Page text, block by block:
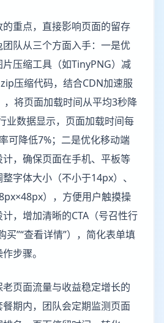
重点，直接影响页面的留存
队从三个方面入手：一是优
压缩工具（如TinyPNG）减
压缩代码，结合CDN加速服
，将页面加载时间从平均3秒降
业数据显示，页面加载时间每
可降低7%；二是优化移动端
，确保页面在手机、平板等
字体大小（不小于14px）、
），方便用户触摸操
，增加清晰的CTA（号召性行
买”“查看详情”），简化表单填
步骤。
页面流量与收益稳定增长的
期内，团队会定期监测页面